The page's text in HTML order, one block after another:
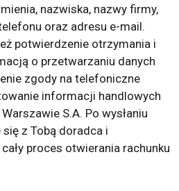
nazwiska, nazwy firmy,
oraz adresu e-mail.
potwierdzenie otrzymania i
o przetwarzaniu danych
zgody na telefoniczne
informacji handlowych
S.A. Po wysłaniu
z Tobą doradca i
proces otwierania rachunku